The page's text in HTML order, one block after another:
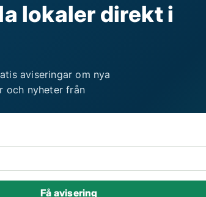
lokaler direkt i
aviseringar om nya
och nyheter från